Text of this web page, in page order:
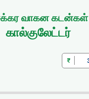
வாகன கடன்கள்
கால்குலேட்டர்